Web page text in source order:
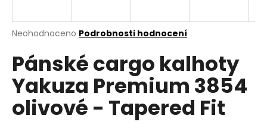
Průměrné
produktu
je
0,0
z
5
hvězdiček.
Neohodnoceno Podrobnosti hodnocení
Pánské cargo kalhoty
Yakuza Premium 3854
olivové - Tapered Fit
j
t
?